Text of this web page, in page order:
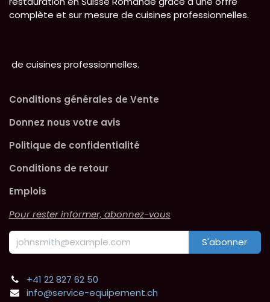
complète et sur mesure de cuisines professionnelles.
de cuisines professionnelles.
Conditions générales de Vente
Donnez nous votre avis
Politique de confidentialité
Conditions de retour
Emplois
Pour rester informer, abonnez-vous
S'abonner
+41 22 827 62 50
info@service-equipement.ch